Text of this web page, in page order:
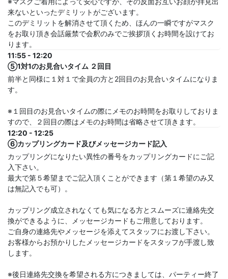
来ないといったデミリットがございます。
このデミリットを解消させて頂くため、ほんの一瞬ですがマスク
をお取り頂き会話厳禁で会釈のみでご挨拶頂くお時間を設けてお
ります。
11:55 - 12:20
⑤1対1のお見合いタイム ２回目
前半と同様に１対１で全員の方と2回目のお見合いタイムになりま
す。
※１回目のお見合いタイムの際にメモのお時間をお取りしておりま
すので、２回目の際はメモのお時間は省略させて頂きます。
12:20 - 12:25
⑥カップリングカード及びメッセージカード記入
カップリングになりたい異性の番号をカップリングカードにご記
入下さい。
最大で第５希望までご記入頂くことができます（第１希望のみ又
は無記入でも可）。
カップリング成立されなくても気になる方とスムーズに連絡先交
換ができるように、メッセージカードもご用意しております。
ご自身の連絡先やメッセージを添えてスタッフにお渡し下さい。
お客様からお預かりしたメッセージカードをスタッフが手渡し致
します。
※後日連絡先交換を希望される方につきましては、パーティー終了